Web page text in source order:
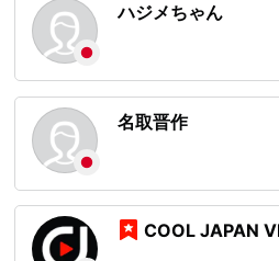
ハジメちゃん
名取晋作
COOL JAPAN